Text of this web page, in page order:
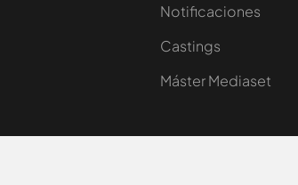
Notificaciones
Castings
Máster Mediaset